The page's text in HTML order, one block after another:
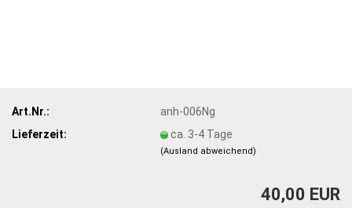
Art.Nr.:
anh-006Ng
Lieferzeit:
ca. 3-4 Tage
(Ausland abweichend)
40,00 EUR